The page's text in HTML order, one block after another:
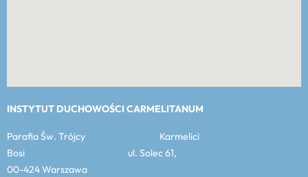
INSTYTUT DUCHOWOŚCI CARMELITANUM
Parafia Św. Trójcy Karmelici
Bosi ul. Solec 61,
00-424 Warszawa